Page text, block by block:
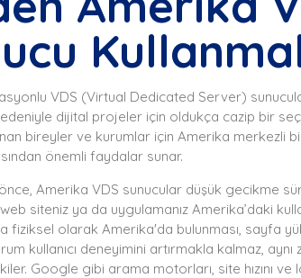
VDS (Virtual Dedicated Server)
dijital projeler için oldukça cazip bir
bireyler ve kurumlar için Amerika merkezli
önemli faydalar sunar.
Amerika VDS sunucular düşük gecikme
siteniz ya da uygulamanız Amerika’daki
fiziksel olarak Amerika'da bulunması, sayfa
kullanıcı deneyimini artırmakla kalmaz, aynı
Google gibi arama motorları, site hızını ve